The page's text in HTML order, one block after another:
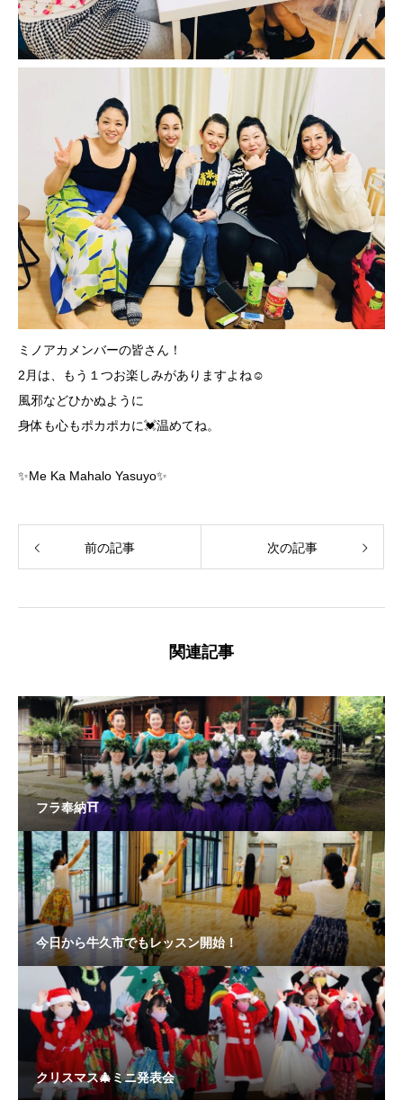
ミノアカメンバーの皆さん！
2月は、もう１つお楽しみがありますよね☺️
風邪などひかぬように
身体も心もポカポカに💓温めてね。
✨Me Ka Mahalo Yasuyo✨
前の記事 次の記事
関連記事
フラ奉納⛩
今日から牛久市でもレッスン開始！
クリスマス🎄ミニ発表会